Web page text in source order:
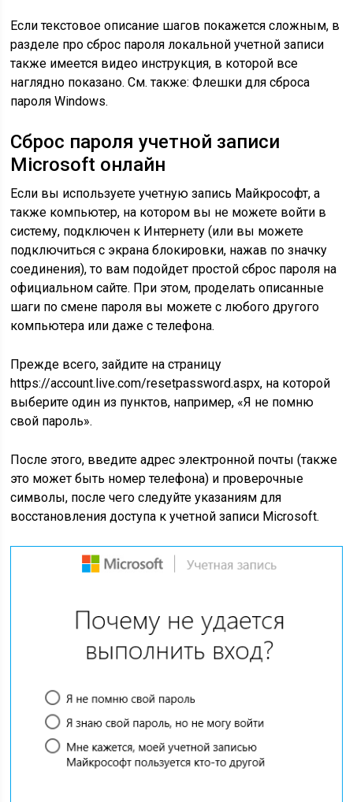
Если текстовое описание шагов покажется сложным, в
разделе про сброс пароля локальной учетной записи
также имеется видео инструкция, в которой все
наглядно показано. См. также: Флешки для сброса
пароля Windows.
Сброс пароля учетной записи
Microsoft онлайн
Если вы используете учетную запись Майкрософт, а
также компьютер, на котором вы не можете войти в
систему, подключен к Интернету (или вы можете
подключиться с экрана блокировки, нажав по значку
соединения), то вам подойдет простой сброс пароля на
официальном сайте. При этом, проделать описанные
шаги по смене пароля вы можете с любого другого
компьютера или даже с телефона.
Прежде всего, зайдите на страницу
https://account.live.com/resetpassword.aspx, на которой
выберите один из пунктов, например, «Я не помню
свой пароль».
После этого, введите адрес электронной почты (также
это может быть номер телефона) и проверочные
символы, после чего следуйте указаниям для
восстановления доступа к учетной записи Microsoft.